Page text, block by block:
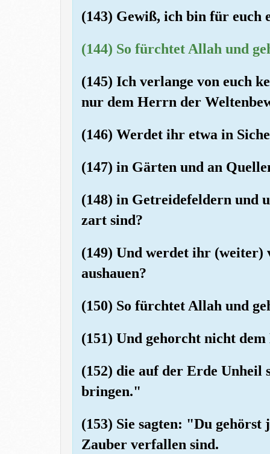
(143) Gewiß, ich bin für euch
(144) So fürchtet Allah und
(145) Ich verlange von euch
nur dem Herrn der
(146) Werdet ihr etwa in
(147) in Gärten und an
(148) in Getreidefeldern und
zart sind?
(149) Und werdet ihr (weiter)
aushauen?
(150) So fürchtet Allah und
(151) Und gehorcht nicht
(152) die auf der Erde Unheil
bringen."
(153) Sie sagten: "Du
Zauber verfallen sind.